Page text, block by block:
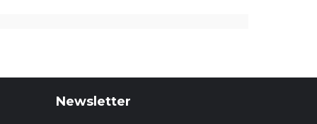
Newsletter